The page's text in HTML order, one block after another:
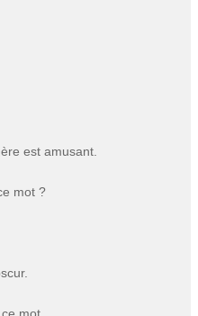
est amusant.
mot ?